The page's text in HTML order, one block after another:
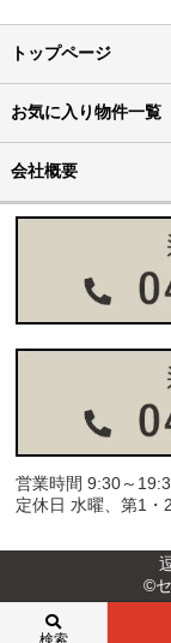
トップページ
お気に入り物件一覧
会社概要
営業時間 9:30～
定休日 水曜、第1・
©
検索